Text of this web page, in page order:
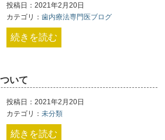
投稿日：2021年2月20日
カテゴリ： 歯内療法専門医ブログ
続きを読む
いて
投稿日：2021年2月20日
カテゴリ： 未分類
続きを読む